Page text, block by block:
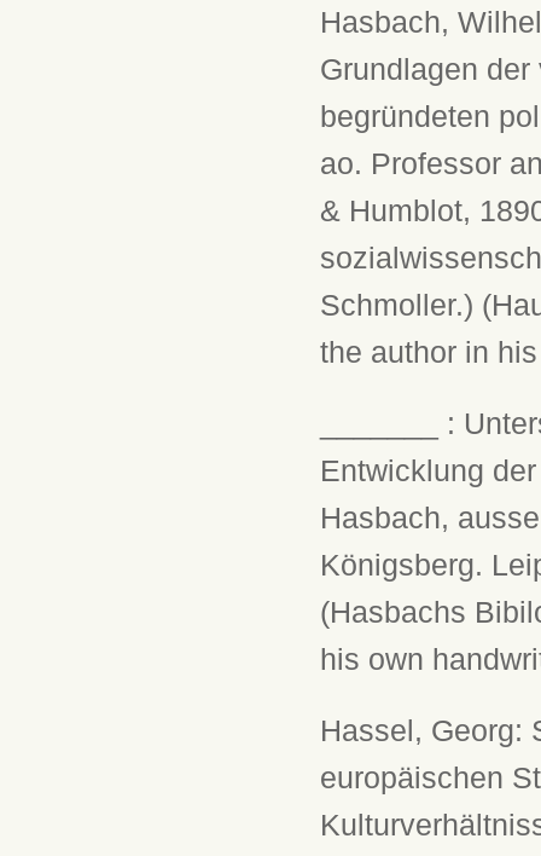
Hasbach,
Grundlagen
begründeten
ao. Professor
& Humblot,
Schmoller.)
the author in
_______ :
Entwicklung
Hasbach,
Königsberg.
(Hasbachs
his own
Hassel, Georg:
europäischen